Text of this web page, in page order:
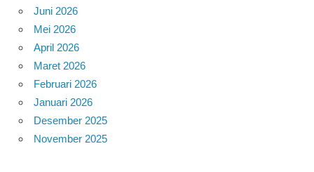
Juni 2026
Mei 2026
April 2026
Maret 2026
Februari 2026
Januari 2026
Desember 2025
November 2025